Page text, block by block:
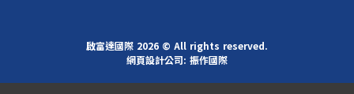
啟富達國際 2026 © All rights reserved.
網頁設計公司: 振作國際